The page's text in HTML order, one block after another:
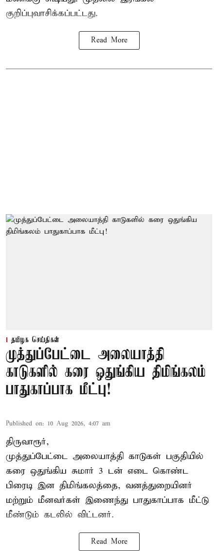
குறிப்புவாசிக்கப்பட்டது.
Read More
தமிழக செய்திகள்
முத்துப்பேட்டை அலையாத்தி
காடுகளில் கரை ஒதுங்கிய திமிங்கலம்
பாதுகாப்பாக மீட்பு!
Published on: 10 Aug 2026, 4:07 am
திருவாரூர்,
முத்துப்பேட்டை அலையாத்தி காடுகள் பகுதியில்
கரை ஒதுங்கிய சுமார் 3 டன் எடை கொண்ட
பிரைடி இன திமிங்கலத்தை, வனத்துறையினர்
மற்றும் மீனவர்கள் இணைந்து பாதுகாப்பாக மீட்டு
மீண்டும் கடலில் விட்டனர்.
Read More